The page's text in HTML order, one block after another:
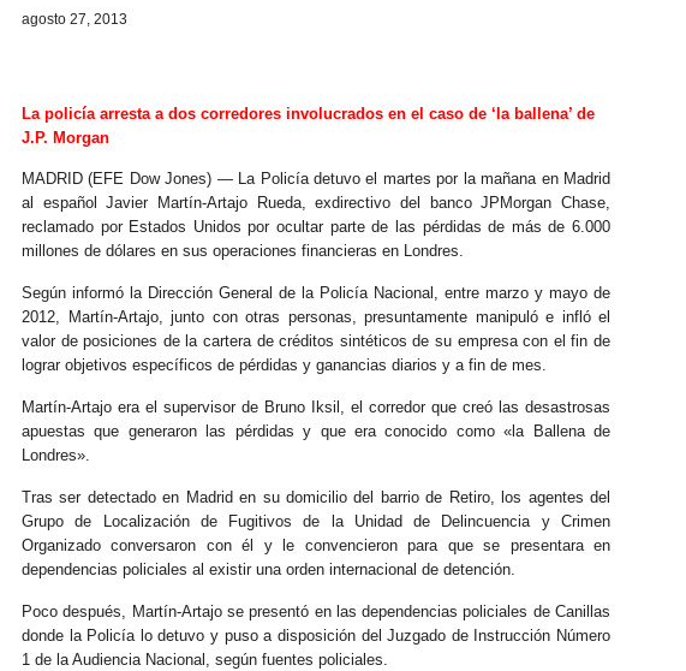
agosto 27, 2013
La policía arresta a dos corredores involucrados en el caso de ‘la ballena’ de
J.P. Morgan
MADRID (EFE Dow Jones) — La Policía detuvo el martes por la mañana en Madrid
al español Javier Martín-Artajo Rueda, exdirectivo del banco JPMorgan Chase,
reclamado por Estados Unidos por ocultar parte de las pérdidas de más de 6.000
millones de dólares en sus operaciones financieras en Londres.
Según informó la Dirección General de la Policía Nacional, entre marzo y mayo de
2012, Martín-Artajo, junto con otras personas, presuntamente manipuló e infló el
valor de posiciones de la cartera de créditos sintéticos de su empresa con el fin de
lograr objetivos específicos de pérdidas y ganancias diarios y a fin de mes.
Martín-Artajo era el supervisor de Bruno Iksil, el corredor que creó las desastrosas
apuestas que generaron las pérdidas y que era conocido como «la Ballena de
Londres».
Tras ser detectado en Madrid en su domicilio del barrio de Retiro, los agentes del
Grupo de Localización de Fugitivos de la Unidad de Delincuencia y Crimen
Organizado conversaron con él y le convencieron para que se presentara en
dependencias policiales al existir una orden internacional de detención.
Poco después, Martín-Artajo se presentó en las dependencias policiales de Canillas
donde la Policía lo detuvo y puso a disposición del Juzgado de Instrucción Número
1 de la Audiencia Nacional, según fuentes policiales.